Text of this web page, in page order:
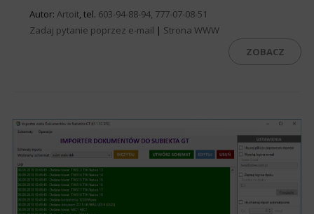
Autor: Artoit, tel. 603-94-88-94, 777-07-08-51
Zadaj pytanie poprzez e-mail | Strona WWW
ZOBACZ